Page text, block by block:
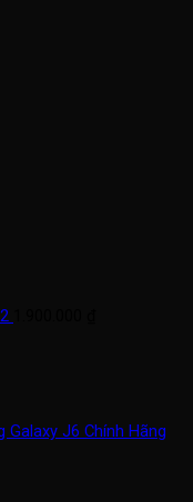
Galaxy J6 Chính Hãng